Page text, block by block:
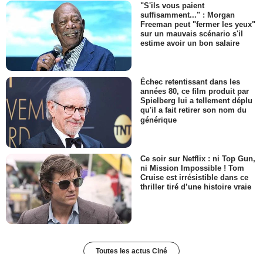
"S'ils vous paient
suffisamment..." : Morgan
Freeman peut "fermer les yeux"
sur un mauvais scénario s'il
estime avoir un bon salaire
Échec retentissant dans les
années 80, ce film produit par
Spielberg lui a tellement déplu
qu'il a fait retirer son nom du
générique
Ce soir sur Netflix : ni Top Gun,
ni Mission Impossible ! Tom
Cruise est irrésistible dans ce
thriller tiré d’une histoire vraie
Toutes les actus Ciné